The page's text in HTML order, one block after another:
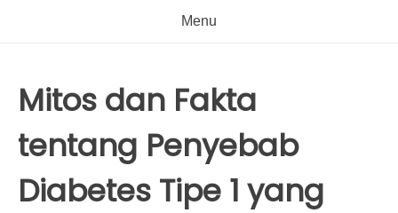
Menu
Mitos dan Fakta
tentang Penyebab
Diabetes Tipe 1 yang